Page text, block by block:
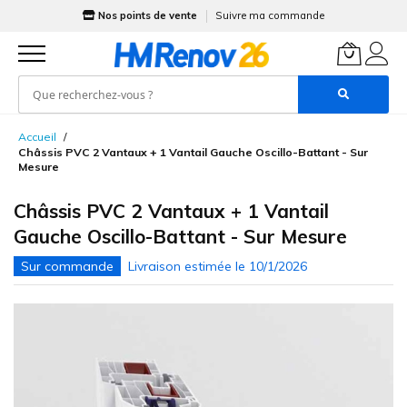
Nos points de vente Suivre ma commande
contenu
Accueil
Châssis PVC 2 Vantaux + 1 Vantail Gauche Oscillo-Battant - Sur
Mesure
Châssis PVC 2 Vantaux + 1 Vantail
Gauche Oscillo-Battant - Sur Mesure